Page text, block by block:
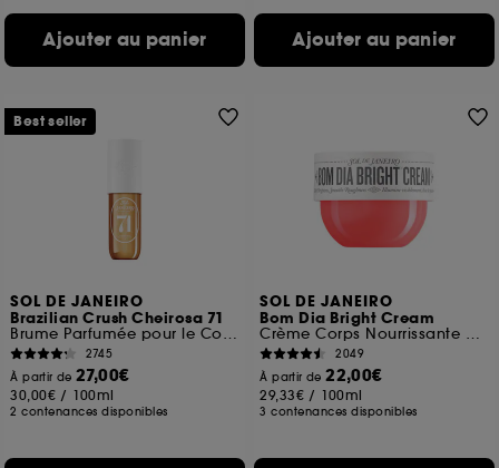
Ajouter au panier Ajouter au panier
SOL DE JANEIRO
Brazilian Crush Cheirosa 71
Brume Parfumée pour le Corps et les cheveux
2745
À partir de27,00€
30,00€ / 100ml
2 contenances disponibles
Best seller
SOL DE JANEIRO
Bom Dia Bright Cream
Crème Corps Nourrissante et Exfoliante
2049
À partir de22,00€
29,33€ / 100ml
3 contenances disponibles